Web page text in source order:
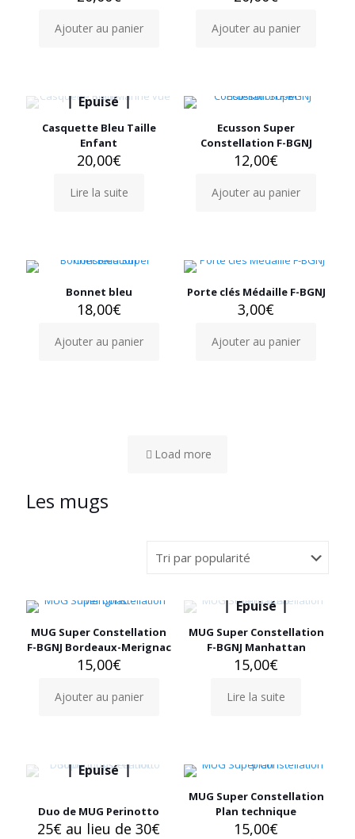
Ajouter au panier Ajouter au panier
Epuisé
Casquette Bleu Taille
Enfant
20,00€
Lire la suite
Ecusson Super
Constellation F-BGNJ
12,00€
Ajouter au panier
Bonnet bleu
18,00€
Ajouter au panier
Porte clés Médaille F-BGNJ
3,00€
Ajouter au panier
Load more
Les mugs
MUG Super Constellation
F-BGNJ Bordeaux-Merignac
15,00€
Ajouter au panier
Epuisé
MUG Super Constellation
F-BGNJ Manhattan
15,00€
Lire la suite
Epuisé
Duo de MUG Perinotto
25€ au lieu de 30€
MUG Super Constellation
Plan technique
15,00€